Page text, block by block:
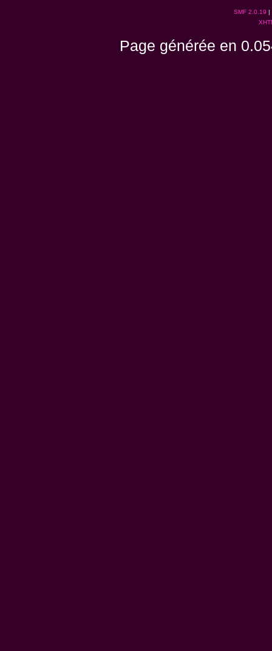
SMF 2.0.19
Page générée en